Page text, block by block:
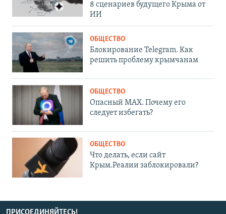
8 сценариев будущего Крыма от
ИИ
ОБЩЕСТВО
Блокирование Telegram. Как
решить проблему крымчанам
ОБЩЕСТВО
Опасный MAX. Почему его
следует избегать?
ОБЩЕСТВО
Что делать, если сайт
Крым.Реалии заблокировали?
ПРИСОЕДИНЯЙТЕСЬ!